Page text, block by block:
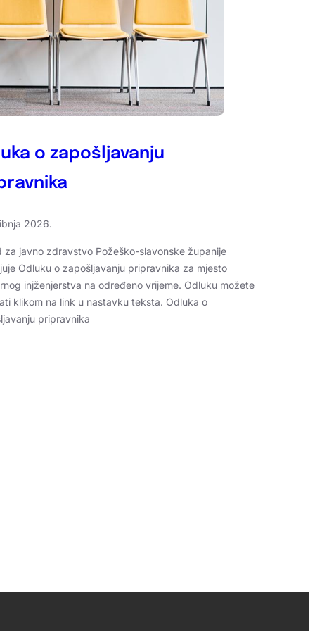
o zapošljavanju
2026.
za javno zdravstvo Požeško-slavonske županije
Odluku o zapošljavanju pripravnika za mjesto
injženjerstva na određeno vrijeme. Odluku možete
klikom na link u nastavku teksta. Odluka o
pripravnika